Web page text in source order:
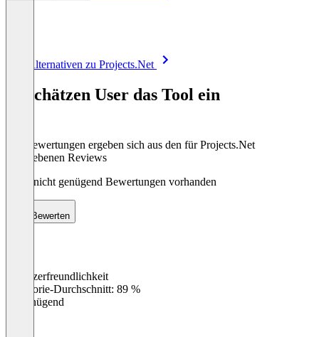
Alle Alternativen zu Projects.Net
So schätzen User das Tool ein
Die Bewertungen ergeben sich aus den für Projects.Net
abgegebenen Reviews
Noch nicht genügend Bewertungen vorhanden
Bewerten
Benutzerfreundlichkeit
Kategorie-Durchschnitt: 89 %
Ungenügend